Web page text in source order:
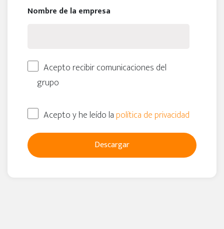
Nombre de la empresa
Acepto recibir comunicaciones del
grupo
Acepto y he leído la política de privacidad